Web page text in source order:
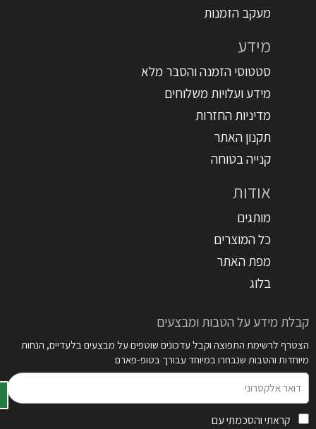
מעקב הזמנות
מידע
סטטוסי הזמנה והסבר מלא
מידע ועלויות משלוחים
מדיניות החזרות
תקנון האתר
קנייה בטוחה
אודות
מותגים
כל המוצרים
מפת האתר
בלוג
קבלת מידע על הטבות ומבצעים
הצטרף לרשימת התפוצה וקבל עדכונים שוטפים על מבצעים בלעדיים, הנחות
מיוחדות והטבות שנבחרו במיוחד עבורך בטופ-פארם
אלקטרוני
קראתי והסכמתי עם